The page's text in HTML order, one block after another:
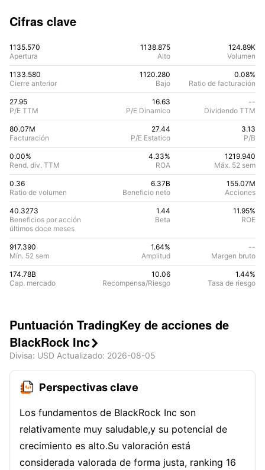
Cifras clave
1135.570
Apertura
1138.875
Alto
124.89K
Volumen
27.95
P/E TTM
16.63
P/E Dinamico
--
Dividendo TTM
0.08%
Ratio de facturación
1133.580
Cierre anterior
1120.280
Bajo
80.07M
Facturación
27.44
P/E Estatico
3.13
P/B
0.00%
Rend. div. TTM
4.33%
ROA
1219.940
Máx. 52 sem
0.36
Ratio de volumen
6.37B
Beneficio neto
155.07M
Acciones
40.3273
Beneficios por acción
últimos doce meses
1.44
Beta
11.95%
ROE
917.390
Mín. 52 sem
1.64%
Amplitud
--
Margen bruto
174.78B
Cap. mercado
10.06
Recompensa/Riesgo
1.44%
Tasa de riesgo
Puntuación TradingKey de acciones de
BlackRock Inc
Divisa: USD Actualizado: 2026-08-05
Perspectivas clave
Los fundamentos de BlackRock Inc son
relativamente muy saludable,y su potencial de
crecimiento es alto.Su valoración está
considerada valorada de forma justa, ranking 16